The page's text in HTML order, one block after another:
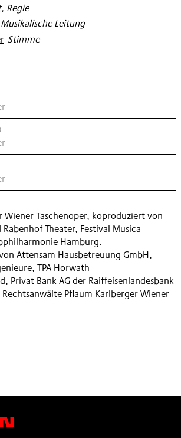
Regie
Musikalische Leitung
: Stimme
Wiener Taschenoper, koproduziert von
Rabenhof Theater, Festival Musica
Hamburg.
Attensam Hausbetreuung GmbH,
TPA Horwath
Privat Bank AG der Raiffeisenlandesbank
Rechtsanwälte Pflaum Karlberger Wiener